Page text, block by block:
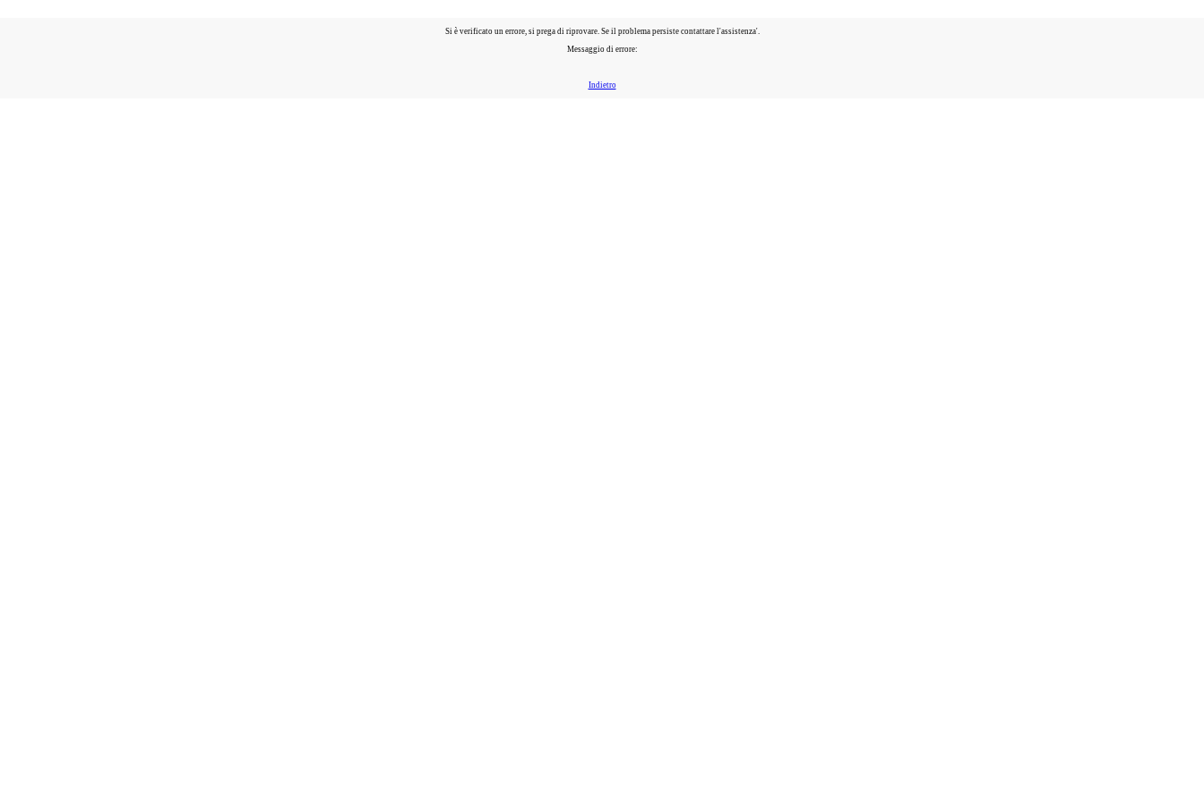
Si è verificato un errore, si prega di riprovare. Se il problema persiste contattare l'assistenza'.
Messaggio di errore:
Indietro